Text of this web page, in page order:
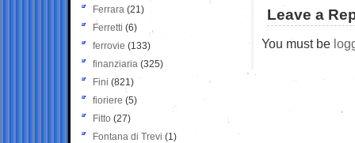
Leave a
You must be
Ferrara (21)
Ferretti (6)
ferrovie (133)
finanziaria (325)
Fini (821)
fioriere (5)
Fitto (27)
Fontana di Trevi (1)